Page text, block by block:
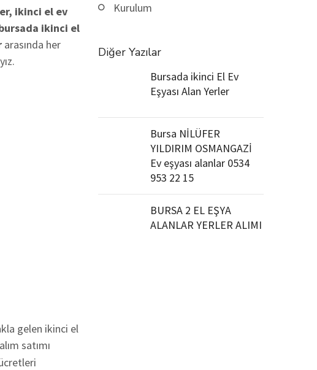
ikinci el ev
ikinci el
arasında her
gelen ikinci el
satımı
Kurulum
Diğer Yazılar
Bursada ikinci El Ev
Eşyası Alan Yerler
Bursa NİLÜFER
YILDIRIM OSMANGAZİ
Ev eşyası alanlar 0534
953 22 15
BURSA 2 EL EŞYA
ALANLAR YERLER ALIMI